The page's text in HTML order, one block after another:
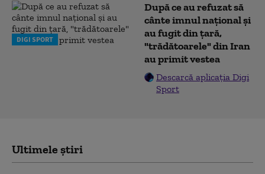
DIGI SPORT
După ce au refuzat să
cânte imnul naţional şi
au fugit din ţară,
"trădătoarele" din Iran
au primit vestea
Descarcă aplicația Digi
Sport
Ultimele știri